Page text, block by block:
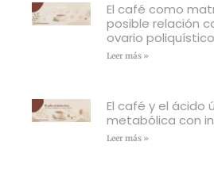
El café como
posible relación
ovario poliquístico
Leer más »
El café y el ácido
metabólica con
Leer más »